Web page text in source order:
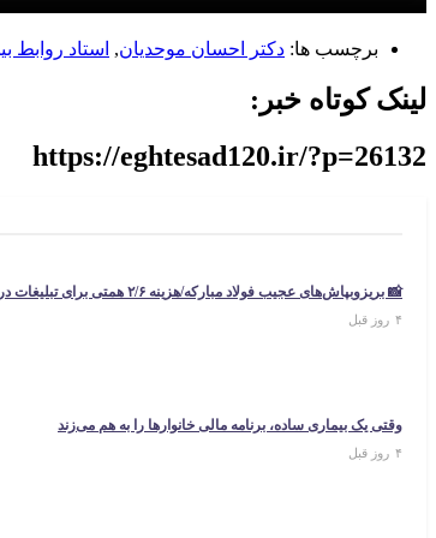
برچسب ها: دکتر احسان موحدیان, استاد روابط
لینک کوتاه خبر:
https://eghtesad120.ir/?p=26132
📸 بریزوبپاش‌های عجیب فولاد مبارکه/هزینه ۲/۶ همتی برای تبلیغات در سال گذشته
۴ روز قبل
وقتی یک بیماری ساده، برنامه مالی خانوارها را به هم می‌زند
۴ روز قبل